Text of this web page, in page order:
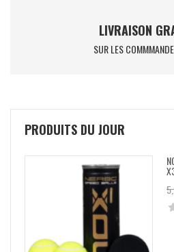
LIVRAISON
SUR LES
PRODUITS DU JOUR